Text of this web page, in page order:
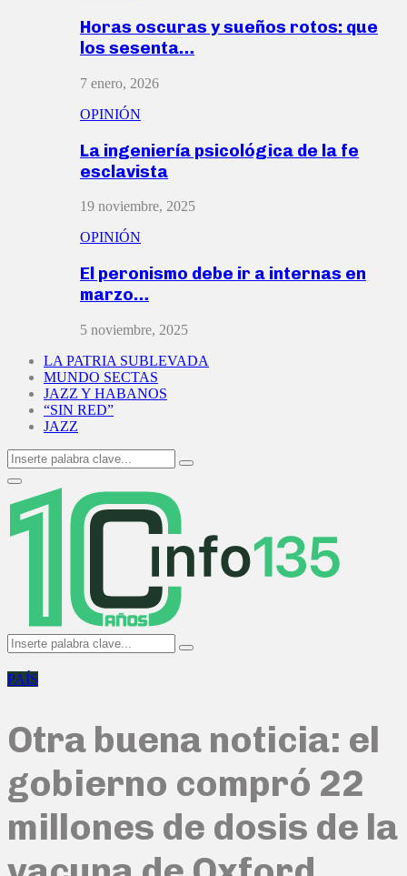
Horas oscuras y sueños rotos: que
los sesenta…
7 enero, 2026
OPINIÓN
La ingeniería psicológica de la fe
esclavista
19 noviembre, 2025
OPINIÓN
El peronismo debe ir a internas en
marzo…
5 noviembre, 2025
LA PATRIA SUBLEVADA
MUNDO SECTAS
JAZZ Y HABANOS
“SIN RED”
JAZZ
Search
for:
Search
Primary
Menu
Search
for:
Search
PAÍS
Otra buena noticia: el
gobierno compró 22
millones de dosis de la